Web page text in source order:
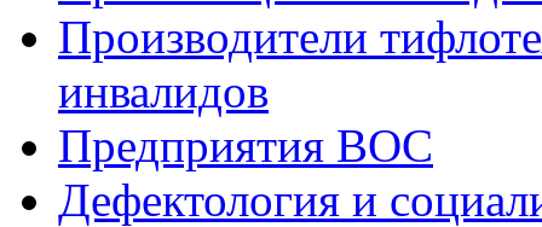
Производители
инвалидов
Предприятия ВОС
Дефектология и